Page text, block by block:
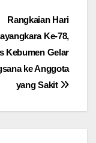
Rangkaian Hari
Ke-78,
Kebumen Gelar
ke Anggota
yang Sakit